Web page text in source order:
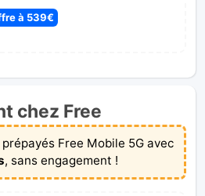
à 539€
chez Free
Free Mobile 5G avec
, sans engagement !